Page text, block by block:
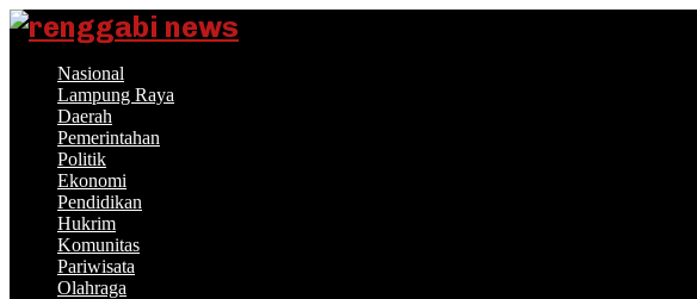
Nasional
Lampung Raya
Daerah
Pemerintahan
Politik
Ekonomi
Pendidikan
Hukrim
Komunitas
Pariwisata
Olahraga